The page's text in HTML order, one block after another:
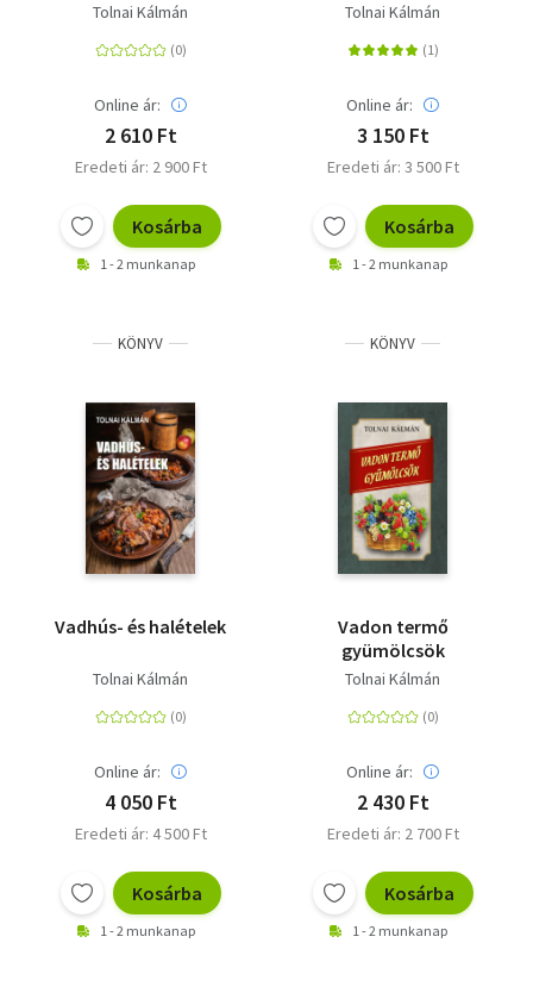
Tolnai Kálmán
Online ár:
2 610 Ft
Eredeti ár: 2 900 Ft
Kosárba
1 - 2 munkanap
Tolnai Kálmán
Online ár:
3 150 Ft
Eredeti ár: 3 500 Ft
Kosárba
1 - 2 munkanap
KÖNYV
Vadhús- és halételek
Tolnai Kálmán
Online ár:
4 050 Ft
Eredeti ár: 4 500 Ft
Kosárba
1 - 2 munkanap
KÖNYV
Vadon termő
gyümölcsök
Tolnai Kálmán
Online ár:
2 430 Ft
Eredeti ár: 2 700 Ft
Kosárba
1 - 2 munkanap